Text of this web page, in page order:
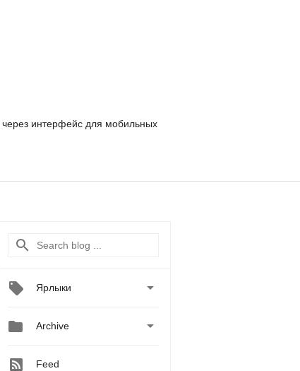
через интерфейс для мобильных
Ярлыки 
 Archive 
Feed